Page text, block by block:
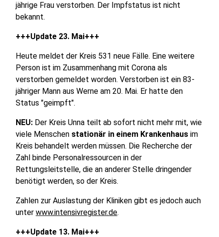
jährige Frau verstorben. Der Impfstatus ist nicht
bekannt.
+++Update 23. Mai+++
Heute meldet der Kreis 531 neue Fälle. Eine weitere
Person ist im Zusammenhang mit Corona als
verstorben gemeldet worden. Verstorben ist ein 83-
jähriger Mann aus Werne am 20. Mai. Er hatte den
Status "geimpft".
NEU: Der Kreis Unna teilt ab sofort nicht mehr mit, wie
viele Menschen stationär in einem Krankenhaus im
Kreis behandelt werden müssen. Die Recherche der
Zahl binde Personalressourcen in der
Rettungsleitstelle, die an anderer Stelle dringender
benötigt werden, so der Kreis.
Zahlen zur Auslastung der Kliniken gibt es jedoch auch
unter www.intensivregister.de.
+++Update 13. Mai+++